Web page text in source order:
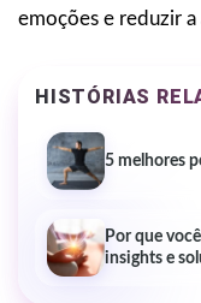
emoções e reduzir a
HISTÓRIAS
5 melhores
Por que
insights e